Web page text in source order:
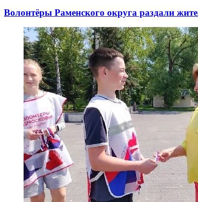
Волонтёры Раменского округа раздали